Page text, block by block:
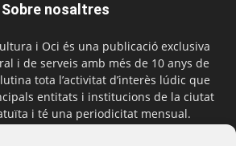
Sobre nosaltres
i Oci és una publicació exclusiva
i de serveis amb més de 10 anys de
tota l’activitat d’interès lúdic que
entitats i institucions de la ciutat
i té una periodicitat mensual.